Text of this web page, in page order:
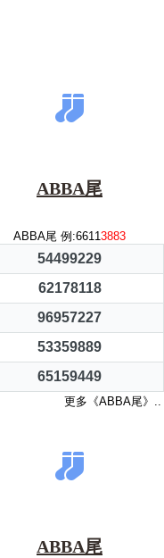
ABBA尾
ABBA尾 例:66113883
54499229
62178118
96957227
53359889
65159449
更多《ABBA尾》..
ABBA尾